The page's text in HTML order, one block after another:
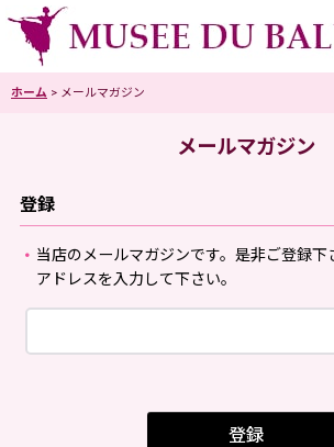
ホーム > メールマガジン
メールマガジン
登録
当店のメールマガジンです。是非ご登録下
アドレスを入力して下さい。
登録